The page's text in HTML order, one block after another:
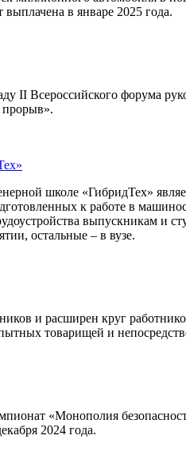
в январе 2025 года.
II Всероссийского форума
прорыв».
школе «ГибридТех»
к работе в
выпускникам и
остальные – в вузе.
и расширен круг
товарищей и
«Монополия
2024 года.